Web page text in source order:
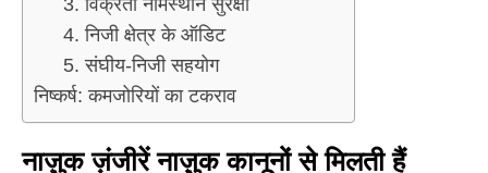
3. विक्रेता नामस्थान सुरक्षा
4. निजी क्षेत्र के ऑडिट
5. संघीय-निजी सहयोग
निष्कर्ष: कमजोरियों का टकराव
नाज़ुक ज़ंजीरें नाज़ुक कानूनों से मिलती हैं